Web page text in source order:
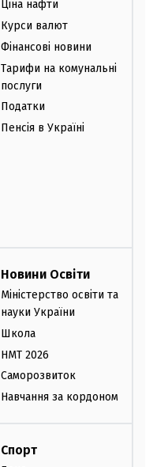
Ціна нафти
Курси валют
Фінансові новини
Тарифи на комунальні
послуги
Податки
Пенсія в Україні
Новини Освіти
Міністерство освіти та
науки України
Школа
НМТ 2026
Саморозвиток
Навчання за кордоном
Спорт